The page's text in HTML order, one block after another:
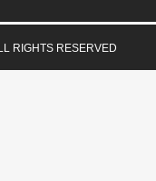
RIGHTS RESERVED